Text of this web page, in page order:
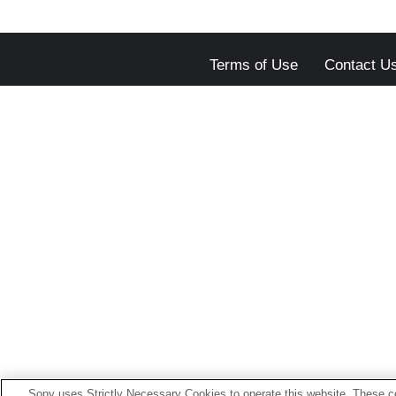
Terms of Use Contact